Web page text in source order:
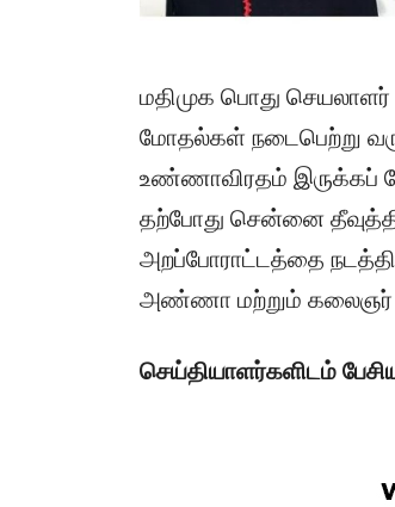
மதிமுக பொது
மோதல்கள் நடைபெற்று
உண்ணாவிரதம் இருக்கப்
தற்போது சென்னை
அறப்போராட்டத்தை
அண்ணா மற்றும் கலைஞர்
செய்தியாளர்களிடம்